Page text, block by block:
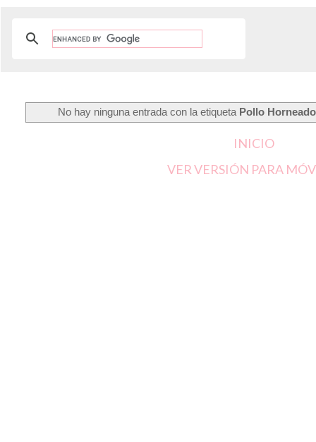
No hay ninguna entrada con la etiqueta Pollo Horneado
INICIO
VER VERSIÓN PARA